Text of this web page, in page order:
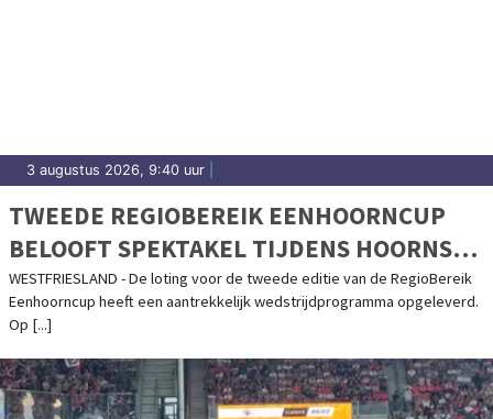
3 augustus 2026, 9:40 uur
TWEEDE REGIOBEREIK EENHOORNCUP
BELOOFT SPEKTAKEL TIJDENS HOORNSE
KERMIS
WESTFRIESLAND - De loting voor de tweede editie van de RegioBereik
Eenhoorncup heeft een aantrekkelijk wedstrijdprogramma opgeleverd.
Op [...]